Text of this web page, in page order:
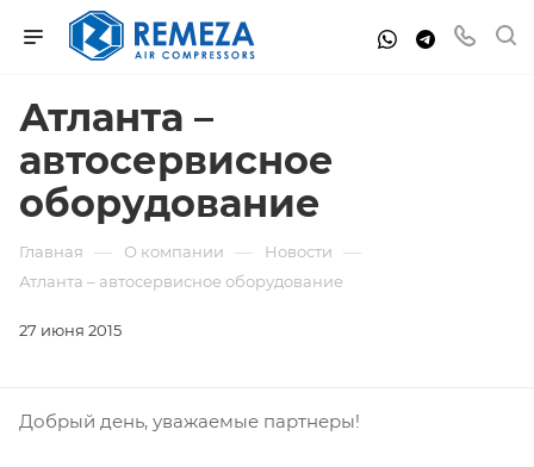
Атланта –
автосервисное
оборудование
Главная — О компании — Новости —
Атланта – автосервисное оборудование
27 июня 2015
Добрый день, уважаемые партнеры!